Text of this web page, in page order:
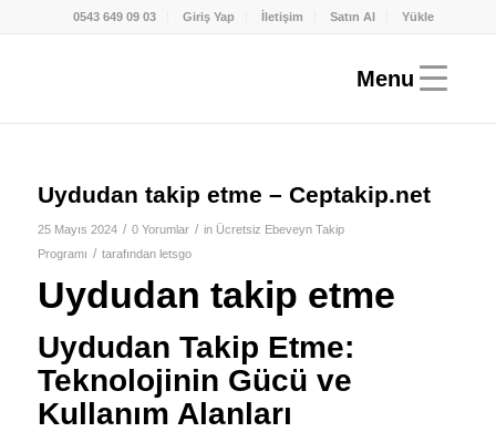
0543 649 09 03 Giriş Yap İletişim Satın Al Yükle
Uydudan takip etme – Ceptakip.net
25 Mayıs 2024 / 0 Yorumlar / in Ücretsiz Ebeveyn Takip
Programı / tarafından letsgo
Uydudan takip etme
Uydudan Takip Etme:
Teknolojinin Gücü ve
Kullanım Alanları